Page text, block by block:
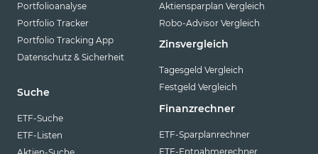
Portfolioanalyse
Portfolio Tracker
Portfolio Tracking App
Datenschutz & Sicherheit
Suche
ETF-Suche
ETF-Listen
Aktiensparplan Vergleich
Robo-Advisor Vergleich
Zinsvergleich
Tagesgeld Vergleich
Festgeld Vergleich
Finanzrechner
ETF-Sparplanrechner
ETF-Entnahmerechner